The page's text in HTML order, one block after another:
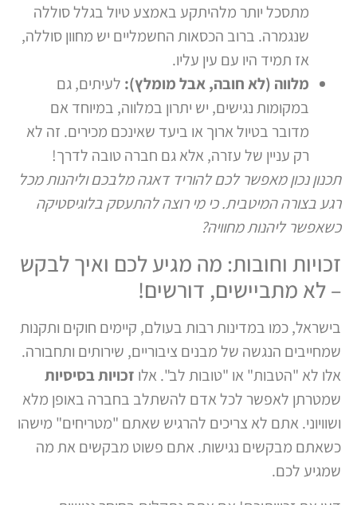
מתסכל יותר מלהיתקע באמצע טיול בגלל סוללה
שנגמרה. ברוב הכסאות החשמליים יש מחוון סוללה,
אז תמיד היו עם עין עליו.
מלווה (לא חובה, אבל מומלץ):לעיתים, גם
במקומות נגישים, יש יתרון במלווה, במיוחד אם
מדובר בטיול ארוך או ביעד שאינכם מכירים. זה לא
רק עניין של עזרה, אלא גם חברה טובה לדרך!
תכנון נכון מאפשר לכם להוריד דאגה מלבכם וליהנות מכל
רגע בצורה המיטבית. כי מי רוצה להתעסק בלוגיסטיקה
כשאפשר ליהנות מחוויה?
זכויות וחובות: מה מגיע לכם ואיך לבקש
– לא מתביישים, דורשים!
בישראל, כמו במדינות רבות בעולם, קיימים חוקים ותקנות
שמחייבים הנגשה של מבנים ציבוריים, שירותים ותחבורה.
אלו לא "הטבות" או "טובות לב". אלוזכויות בסיסיות
שמטרתן לאפשר לכל אדם להשתלב בחברה באופן מלא
ושוויוני. אתם לא צריכים להרגיש שאתם "מטריחים" מישהו
כשאתם מבקשים נגישות. אתם פשוט מבקשים את מה
שמגיע לכם.